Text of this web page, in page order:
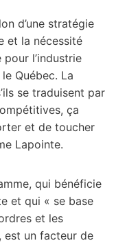
d’une stratégie
et la nécessité
l’industrie
Québec. La
se traduisent par
ça
et de toucher
Lapointe.
qui bénéficie
et qui « se base
et les
est un facteur de